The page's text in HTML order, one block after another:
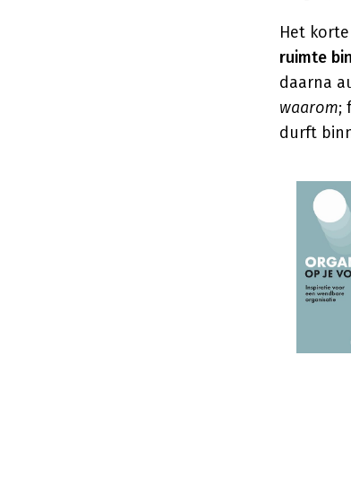
Het
ruimte
daarna
waarom;
durft